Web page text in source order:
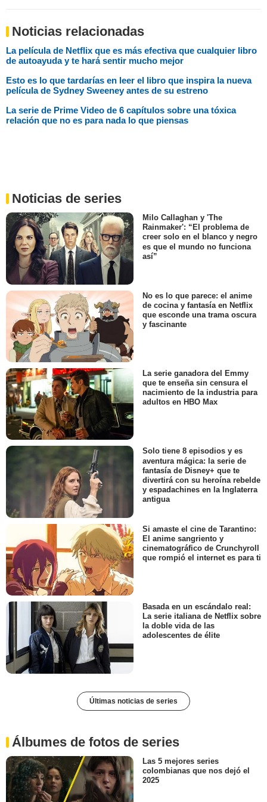
Noticias relacionadas
La película de Netflix que es más efectiva que cualquier libro
de autoayuda y te hará sentir mucho mejor
Esto es lo que tardarías en leer el libro que inspira la nueva
película de Sydney Sweeney antes de su estreno
La serie de Prime Video de 6 capítulos sobre una tóxica
relación que no es para nada lo que piensas
Noticias de series
Milo Callaghan y 'The
Rainmaker': “El problema de
creer solo en el blanco y negro
es que el mundo no funciona
así”
No es lo que parece: el anime
de cocina y fantasía en Netflix
que esconde una trama oscura
y fascinante
La serie ganadora del Emmy
que te enseña sin censura el
nacimiento de la industria para
adultos en HBO Max
Solo tiene 8 episodios y es
aventura mágica: la serie de
fantasía de Disney+ que te
divertirá con su heroína rebelde
y espadachines en la Inglaterra
antigua
Si amaste el cine de Tarantino:
El anime sangriento y
cinematográfico de Crunchyroll
que rompió el internet es para ti
Basada en un escándalo real:
La serie italiana de Netflix sobre
la doble vida de las
adolescentes de élite
Últimas noticias de series
Álbumes de fotos de series
Las 5 mejores series
colombianas que nos dejó el
2025